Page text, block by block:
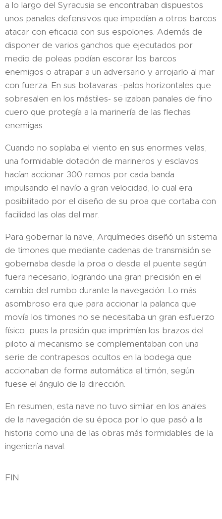
a lo largo del Syracusia se encontraban dispuestos
unos panales defensivos que impedían a otros barcos
atacar con eficacia con sus espolones. Además de
disponer de varios ganchos que ejecutados por
medio de poleas podían escorar los barcos
enemigos o atrapar a un adversario y arrojarlo al mar
con fuerza. En sus botavaras -palos horizontales que
sobresalen en los mástiles- se izaban panales de fino
cuero que protegía a la marinería de las flechas
enemigas.
Cuando no soplaba el viento en sus enormes velas,
una formidable dotación de marineros y esclavos
hacían accionar 300 remos por cada banda
impulsando el navío a gran velocidad, lo cual era
posibilitado por el diseño de su proa que cortaba con
facilidad las olas del mar.
Para gobernar la nave, Arquímedes diseñó un sistema
de timones que mediante cadenas de transmisión se
gobernaba desde la proa o desde el puente según
fuera necesario, logrando una gran precisión en el
cambio del rumbo durante la navegación. Lo más
asombroso era que para accionar la palanca que
movía los timones no se necesitaba un gran esfuerzo
físico, pues la presión que imprimían los brazos del
piloto al mecanismo se complementaban con una
serie de contrapesos ocultos en la bodega que
accionaban de forma automática el timón, según
fuese el ángulo de la dirección.
En resumen, esta nave no tuvo similar en los anales
de la navegación de su época por lo que pasó a la
historia como una de las obras más formidables de la
ingeniería naval.
FIN